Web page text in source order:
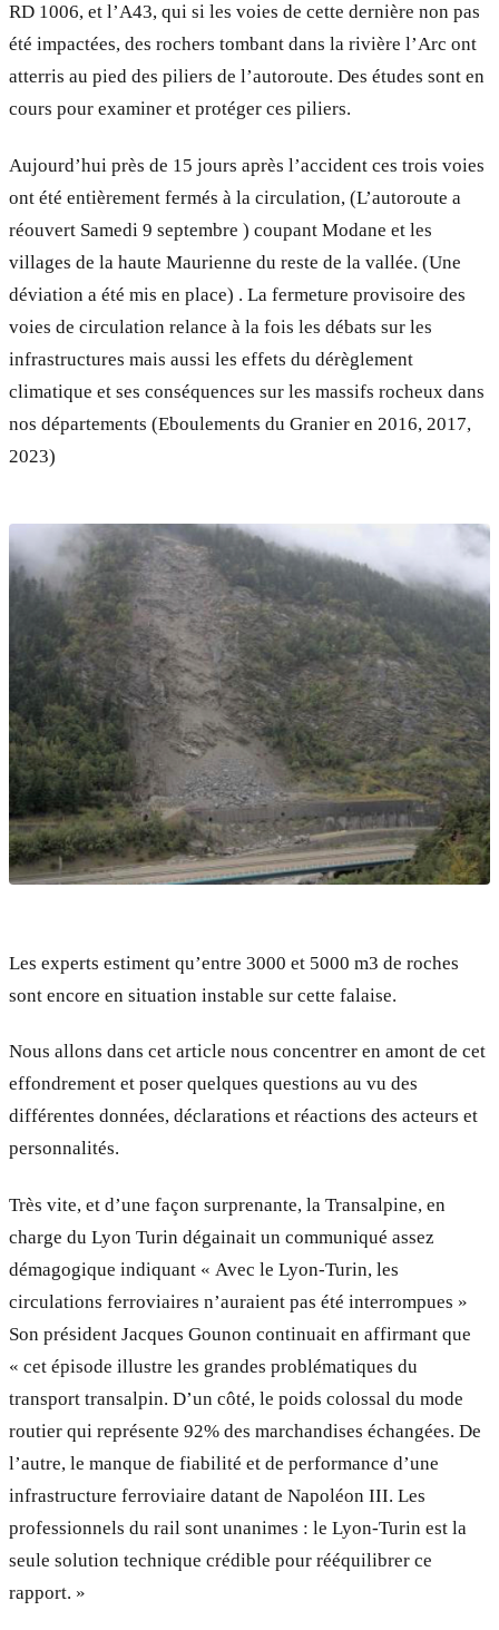
RD 1006, et l’A43, qui si les voies de cette dernière non pas
été impactées, des rochers tombant dans la rivière l’Arc ont
atterris au pied des piliers de l’autoroute. Des études sont en
cours pour examiner et protéger ces piliers.
Aujourd’hui près de 15 jours après l’accident ces trois voies
ont été entièrement fermés à la circulation, (L’autoroute a
réouvert Samedi 9 septembre ) coupant Modane et les
villages de la haute Maurienne du reste de la vallée. (Une
déviation a été mis en place) . La fermeture provisoire des
voies de circulation relance à la fois les débats sur les
infrastructures mais aussi les effets du dérèglement
climatique et ses conséquences sur les massifs rocheux dans
nos départements (Eboulements du Granier en 2016, 2017,
2023)
Les experts estiment qu’entre 3000 et 5000 m3 de roches
sont encore en situation instable sur cette falaise.
Nous allons dans cet article nous concentrer en amont de cet
effondrement et poser quelques questions au vu des
différentes données, déclarations et réactions des acteurs et
personnalités.
Très vite, et d’une façon surprenante, la Transalpine, en
charge du Lyon Turin dégainait un communiqué assez
démagogique indiquant « Avec le Lyon-Turin, les
circulations ferroviaires n’auraient pas été interrompues »
Son président Jacques Gounon continuait en affirmant que
« cet épisode illustre les grandes problématiques du
transport transalpin. D’un côté, le poids colossal du mode
routier qui représente 92% des marchandises échangées. De
l’autre, le manque de fiabilité et de performance d’une
infrastructure ferroviaire datant de Napoléon III. Les
professionnels du rail sont unanimes : le Lyon-Turin est la
seule solution technique crédible pour rééquilibrer ce
rapport. »